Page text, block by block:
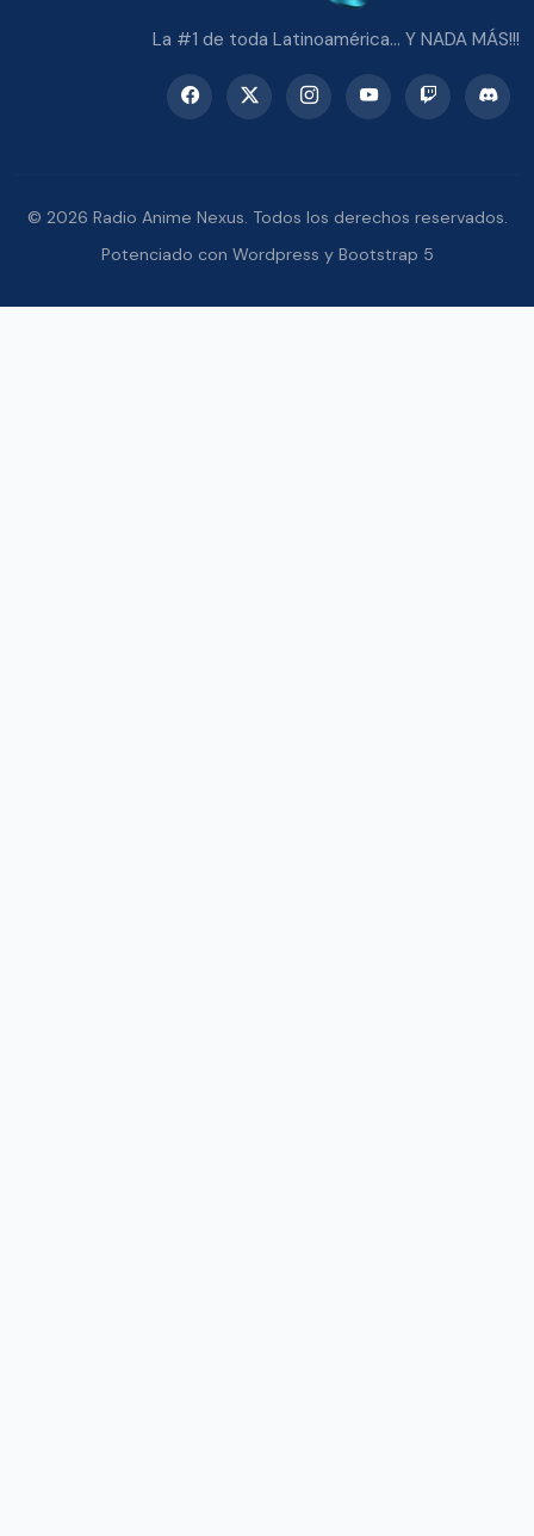
La #1 de toda Latinoamérica... Y NADA MÁS!!!
© 2026 Radio Anime Nexus. Todos los derechos reservados.
Potenciado con Wordpress y Bootstrap 5